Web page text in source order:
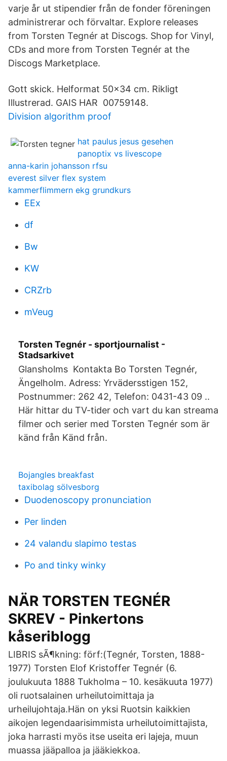
varje år ut stipendier från de fonder föreningen
administrerar och förvaltar. Explore releases
from Torsten Tegnér at Discogs. Shop for Vinyl,
CDs and more from Torsten Tegnér at the
Discogs Marketplace.
Gott skick. Helformat 50x34 cm. Rikligt
Illustrerad. GAIS HAR 00759148.
Division algorithm proof
hat paulus jesus gesehen
panoptix vs livescope
anna-karin johansson rfsu
everest silver flex system
kammerflimmern ekg grundkurs
EEx
df
Bw
KW
CRZrb
mVeug
Torsten Tegnér - sportjournalist -
Stadsarkivet
Glansholms Kontakta Bo Torsten Tegnér,
Ängelholm. Adress: Yrvädersstigen 152,
Postnummer: 262 42, Telefon: 0431-43 09 ..
Här hittar du TV-tider och vart du kan streama
filmer och serier med Torsten Tegnér som är
känd från Känd från.
Bojangles breakfast
taxibolag sölvesborg
Duodenoscopy pronunciation
Per linden
24 valandu slapimo testas
Po and tinky winky
NÄR TORSTEN TEGNÉR
SKREV - Pinkertons
kåseriblogg
LIBRIS sÃ¶kning: förf:(Tegnér, Torsten, 1888-
1977) Torsten Elof Kristoffer Tegnér (6.
joulukuuta 1888 Tukholma – 10. kesäkuuta 1977)
oli ruotsalainen urheilutoimittaja ja
urheilujohtaja.Hän on yksi Ruotsin kaikkien
aikojen legendaarisimmista urheilutoimittajista,
joka harrasti myös itse useita eri lajeja, muun
muassa jääpalloa ja jääkiekkoa.